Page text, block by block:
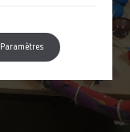
Paramètres